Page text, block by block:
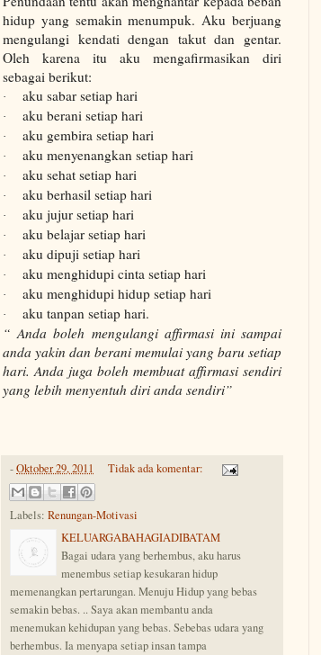
hidup yang semakin menumpuk. Aku berjuang
mengulangi kendati dengan takut dan gentar.
Oleh karena itu aku mengafirmasikan diri
sebagai berikut:
· aku sabar setiap hari
· aku berani setiap hari
· aku gembira setiap hari
· aku menyenangkan setiap hari
· aku sehat setiap hari
· aku berhasil setiap hari
· aku jujur setiap hari
· aku belajar setiap hari
· aku dipuji setiap hari
· aku menghidupi cinta setiap hari
· aku menghidupi hidup setiap hari
·
aku tanpan setiap hari.
“ Anda boleh mengulangi affirmasi ini sampai
anda yakin dan berani memulai yang baru setiap
hari. Anda juga boleh membuat affirmasi sendiri
yang lebih menyentuh diri anda sendiri”
-Oktober 29, 2011 Tidak ada komentar:
Labels: Renungan-Motivasi
KELUARGABAHAGIADIBATAM
Bagai udara yang berhembus, aku harus
menembus setiap kesukaran hidup
memenangkan pertarungan. Menuju Hidup yang bebas
semakin bebas. .. Saya akan membantu anda
menemukan kehidupan yang bebas. Sebebas udara yang
berhembus. Ia menyapa setiap insan tampa